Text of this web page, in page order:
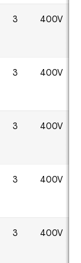
3 400V
3 400V
3 400V
3 400V
3 400V